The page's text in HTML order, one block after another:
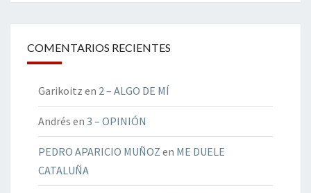
COMENTARIOS RECIENTES
Garikoitz en 2 – ALGO DE MÍ
Andrés en 3 – OPINIÓN
PEDRO APARICIO MUÑOZ en ME DUELE
CATALUÑA